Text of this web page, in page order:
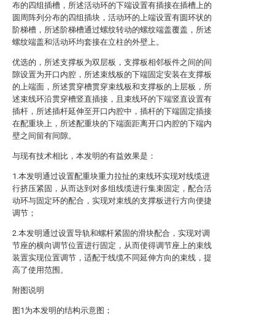
布的四组插槽，所述活动环的下端设置有插接在插槽上的
圆周阵列分布的四组插块，活动环的上端设置有圆环状的
阶梯槽，所述阶梯槽通过螺纹转动的螺纹端盖覆盖，所述
螺纹端盖和活动环均套接在立柱的外壁上。
优选的，所述支撑板为双层板，支撑板相邻板件之间的间
隙设置为开口内腔，所述束线板的下端固定安装在支撑板
的上端面，所述贯穿槽贯穿束线板和支撑板的上层板，所
述束线环沿贯穿槽竖直插接，且束线环的下端竖直设置有
插杆，所述插杆延伸至开口内腔中，插杆的下端固定插接
在配重块上，所述配重块的下端面距离开口内腔的下端内
壁之间留有间隙。
与现有技术相比，本发明的有益效果是：
1.本发明通过设置配重块重力拉扯的束线环实现对线缆进
行挤压紧固，从而达到对多组线缆进行集束固定，配合活
动环与固定环的配合，实现对束线的支撑板进行方向便捷
调节；
2.本发明通过设置导轨和螺杆紧固的滑块配合，实现对调
节座的横向调节位置进行固定，从而使得调节座上的束线
装置实现位置调节，适配于线缆不同延伸方向的束线，提
高了使用范围。
附图说明
图1为本发明的结构示意图；